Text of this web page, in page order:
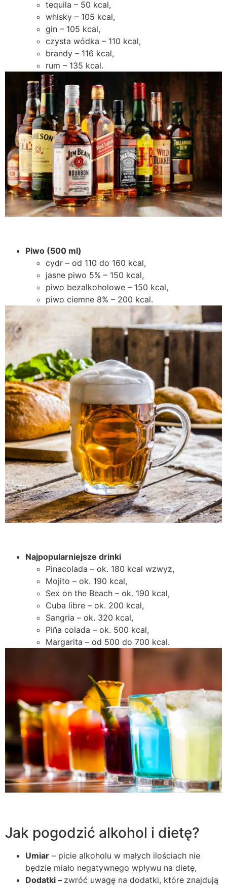
tequila – 50 kcal,
whisky – 105 kcal,
gin – 105 kcal,
czysta wódka – 110 kcal,
brandy – 116 kcal,
rum – 135 kcal.
Piwo (500 ml)
cydr – od 110 do 160 kcal,
jasne piwo 5% – 150 kcal,
piwo bezalkoholowe – 150 kcal,
piwo ciemne 8% – 200 kcal.
Najpopularniejsze drinki
Pinacolada – ok. 180 kcal wzwyż,
Mojito – ok. 190 kcal,
Sex on the Beach – ok. 190 kcal,
Cuba libre – ok. 200 kcal,
Sangria – ok. 320 kcal,
Piña colada – ok. 500 kcal,
Margarita – od 500 do 700 kcal.
Jak pogodzić alkohol i dietę?
Umiar – picie alkoholu w małych ilościach nie
będzie miało negatywnego wpływu na dietę,
Dodatki – zwróć uwagę na dodatki, które znajdują